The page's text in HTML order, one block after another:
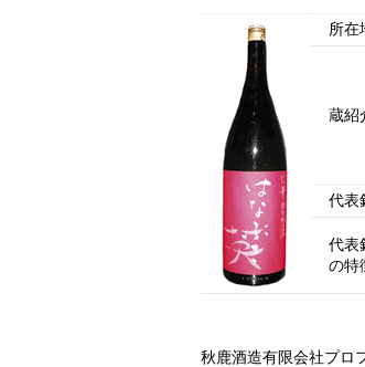
所在
蔵紹
代表
代表
の特
秋鹿酒造有限会社プロ